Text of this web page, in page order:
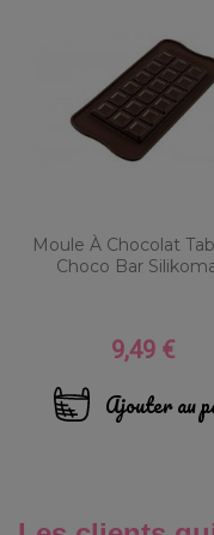
Moule À Chocolat
Choco Bar
Prix
9,49 €
Ajouter au